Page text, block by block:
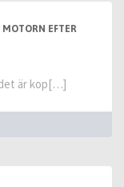
EFTER
är kop[…]